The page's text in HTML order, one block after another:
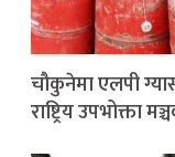
चौकुनेमा एलपी
राष्ट्रिय उपभोक्ता